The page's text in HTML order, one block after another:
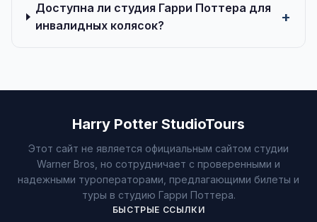
Доступна ли студия Гарри Поттера для
инвалидных колясок?
Harry Potter StudioTours
Этот сайт не является официальным сайтом студии
Warner Bros, но сотрудничает с проверенными и
надежными туроператорами, предлагающими билеты и
туры в студию Гарри Поттера.
БЫСТРЫЕ ССЫЛКИ